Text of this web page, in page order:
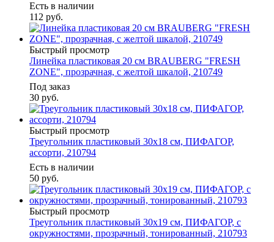
Есть в наличии
112 руб.
Быстрый просмотр
Линейка пластиковая 20 см BRAUBERG "FRESH
ZONE", прозрачная, с желтой шкалой, 210749
Под заказ
30 руб.
Быстрый просмотр
Треугольник пластиковый 30х18 см, ПИФАГОР,
ассорти, 210794
Есть в наличии
50 руб.
Быстрый просмотр
Треугольник пластиковый 30х19 см, ПИФАГОР, с
окружностями, прозрачный, тонированный, 210793